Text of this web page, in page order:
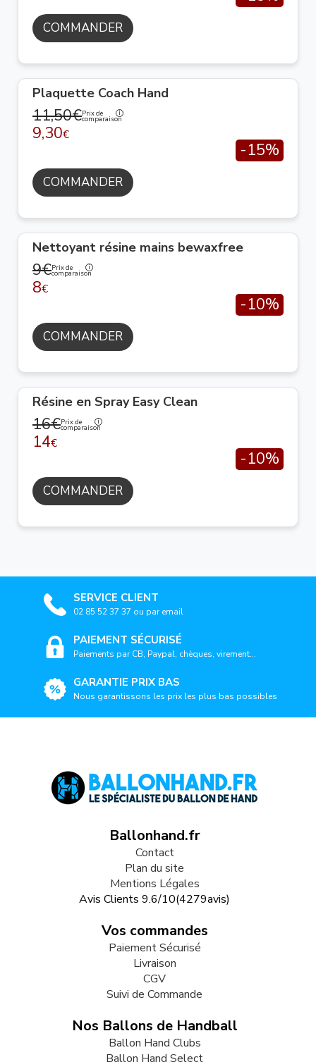
COMMANDER
Plaquette Coach Hand
11,50€Prix de
comparaison
9,30€
-15%
COMMANDER
Nettoyant résine mains bewaxfree
9€Prix de
comparaison
8€
-10%
COMMANDER
Résine en Spray Easy Clean
16€Prix de
comparaison
14€
-10%
COMMANDER
SERVICE CLIENT
02 85 52 37 37 ou par email
PAIEMENT SÉCURISÉ
Paiements par CB, Paypal, chèques, virement...
GARANTIE PRIX BAS
Nous garantissons les prix les plus bas possibles
Ballonhand.fr
Contact
Plan du site
Mentions Légales
Avis Clients 9.6/10(4279avis)
Vos commandes
Paiement Sécurisé
Livraison
CGV
Suivi de Commande
Nos Ballons de Handball
Ballon Hand Clubs
Ballon Hand Select